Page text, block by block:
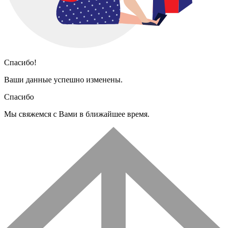
Спасибо!
Ваши данные успешно изменены.
Спасибо
Мы свяжемся с Вами в ближайшее время.